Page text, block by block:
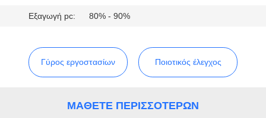
ΝΈΑ
ΠΕΡΙΠΤΏΣΕΙΣ
Εξαγωγή pc: 80% - 90%
Γύρος εργοστασίων Ποιοτικός έλεγχος
ΜΆΘΕΤΕ ΠΕΡΙΣΣΌΤΕΡΩΝ